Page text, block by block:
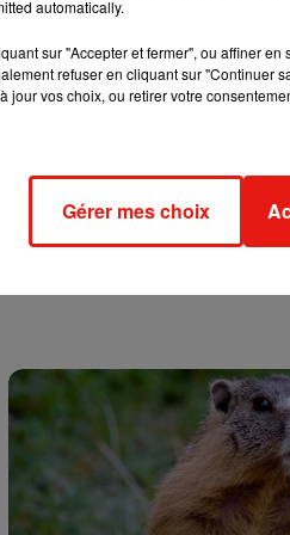
automatically.
sur "Accepter et fermer", ou affiner
refuser en cliquant sur "Continuer
jour vos choix, ou retirer votre
Gérer mes choix